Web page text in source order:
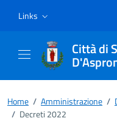
Links
Città di
Home / Amministrazione /
/ Decreti 2022